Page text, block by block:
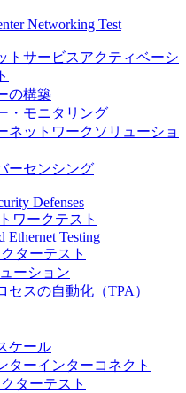
Networking Test
トサービスアクティベーシ
の構築
・モニタリング
ネットワークソリューショ
ーセンシング
Defenses
ワークテスト
Ethernet Testing
ターテスト
ーション
セスの自動化（TPA）
ケール
ターインターコネクト
ターテスト